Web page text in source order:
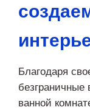
Благодаря
ванной